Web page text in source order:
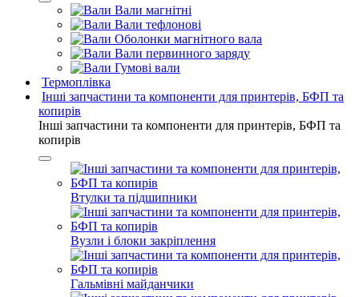
Вали магнітні
Вали тефлонові
Оболонки магнітного вала
Вали первинного заряду
Гумові вали
Термоплівка
Інші запчастини та компоненти для принтерів, БФП та
копирів
Інші запчастини та компоненти для принтерів, БФП та
копирів
Втулки та підшипники
Вузли і блоки закріплення
Гальмівні майданчики